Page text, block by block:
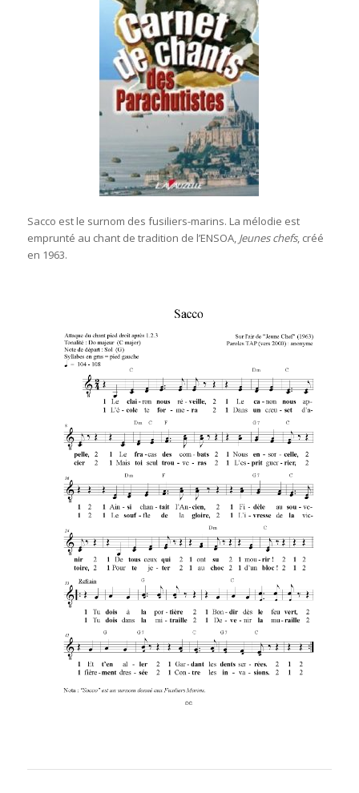
Sacco est le surnom des fusiliers-marins. La mélodie est
emprunté au chant de tradition de l’ENSOA, Jeunes chefs, créé
en 1963.